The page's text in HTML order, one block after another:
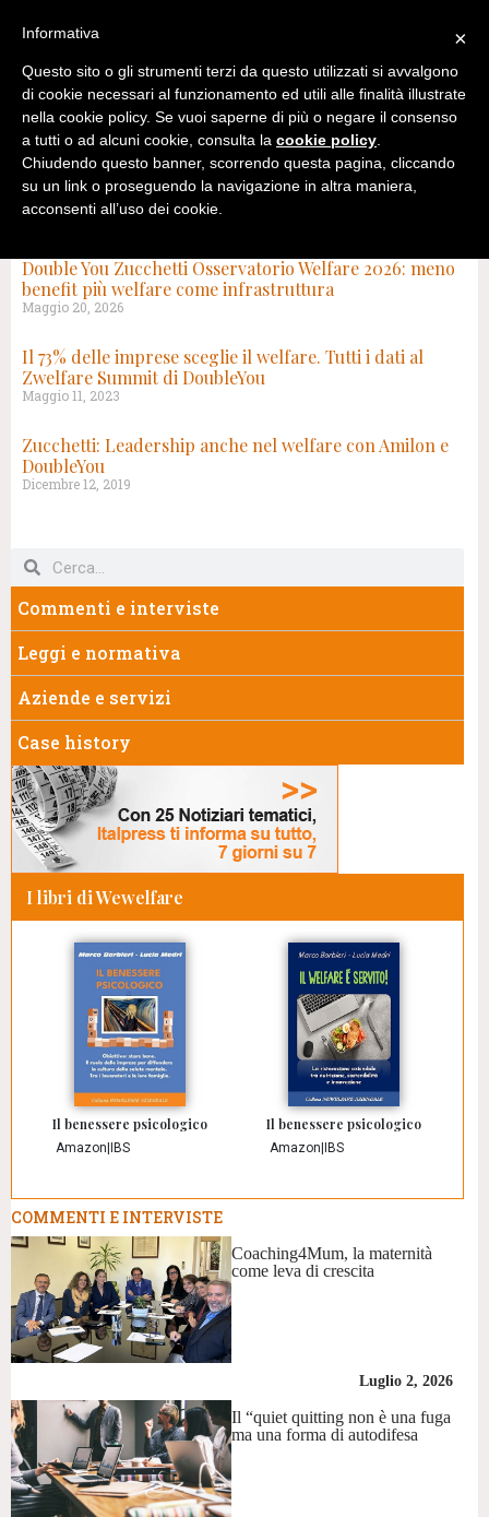
Double You Zucchetti Osservatorio Welfare 2026: meno
benefit più welfare come infrastruttura
Maggio 20, 2026
Il 73% delle imprese sceglie il welfare. Tutti i dati al
Zwelfare Summit di DoubleYou
Maggio 11, 2023
Zucchetti: Leadership anche nel welfare con Amilon e
DoubleYou
Dicembre 12, 2019
Commenti e interviste
Leggi e normativa
Aziende e servizi
Case history
I libri di Wewelfare
Il benessere psicologico
Amazon IBS
Il benessere psicologico
Amazon IBS
COMMENTI E INTERVISTE
Coaching4Mum, la maternità
come leva di crescita
Luglio 2, 2026
Il “quiet quitting non è una fuga
ma una forma di autodifesa
×
Informativa
Questo sito o gli strumenti terzi da questo utilizzati si avvalgono
di cookie necessari al funzionamento ed utili alle finalità illustrate
nella cookie policy. Se vuoi saperne di più o negare il consenso
a tutti o ad alcuni cookie, consulta la cookie policy.
Chiudendo questo banner, scorrendo questa pagina, cliccando
su un link o proseguendo la navigazione in altra maniera,
acconsenti all’uso dei cookie.